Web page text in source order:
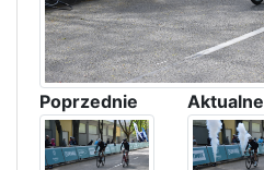
Poprzednie Aktualne